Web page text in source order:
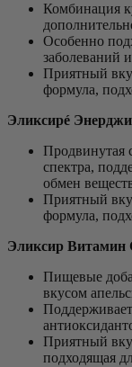
Комбинация
Особенно
заболеваний
Приятный
формула,
Эликсирé
Продвинутая
спектра,
обмен
Приятный
формула,
Эликсир Витамин
Пищевые
вкусом
Приятный
подходящая